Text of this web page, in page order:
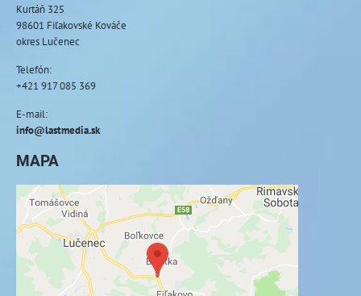
Kurtáň 325
98601 Fiľakovské Kováče
okres Lučenec
Telefón:
+421 917 085 369
E-mail:
info@lastmedia.sk
MAPA
Externý obsah je blokovaný Voľbami
súkromia
Prajete si načítať externý obsah?